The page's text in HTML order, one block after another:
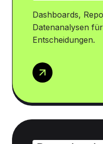
Dashboards,
Datenanalysen
Entscheidungen.